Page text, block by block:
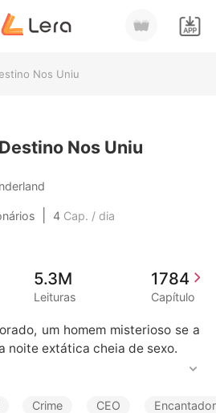
Nos Uniu
Nos Uniu
4 Cap. / dia
5.3M
Leituras
1784
Capítulo
um homem misterioso se a
noite extática cheia de sexo.
Crime CEO Encantador